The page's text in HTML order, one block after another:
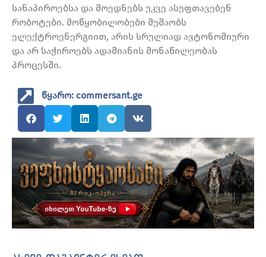
სანაპიროებსა და მოედნებს უკვე ასუფთავებენ
რობოტები. მოწყობილობები მუშაობს
ელექტროენერგიით, არის სრულიად ავტონომიური
და არ საჭიროებს ადამიანის მონაწილეობას
პროცესში.
წყარო: commersant.ge